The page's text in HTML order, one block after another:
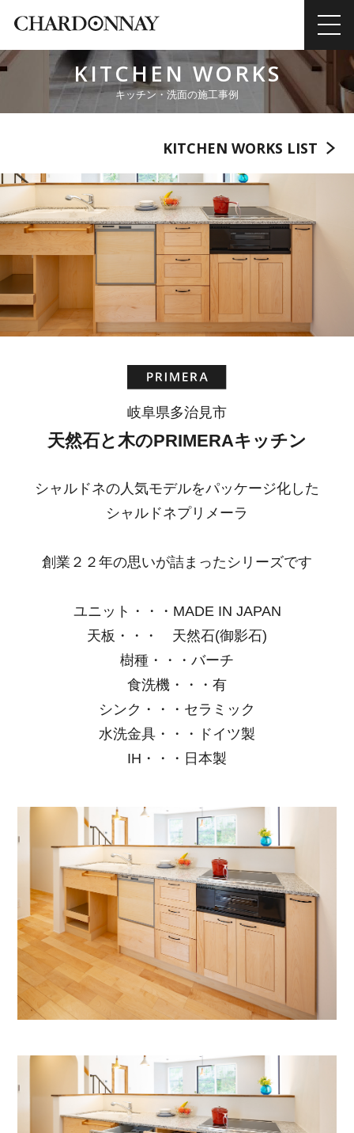
KITCHEN WORKS
キッチン・洗面の施工事例
KITCHEN WORKS LIST
岐阜県多治見市
天然石と木のPRIMERAキッチン
シャルドネの人気モデルをパッケージ化した
シャルドネプリメーラ
創業２２年の思いが詰まったシリーズです
ユニット・・・MADE IN JAPAN
天板・・・ 天然石(御影石)
樹種・・・バーチ
食洗機・・・有
シンク・・・セラミック
水洗金具・・・ドイツ製
IH・・・日本製